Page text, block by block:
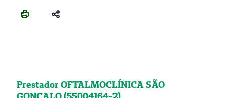
Prestador OFTALMOCLÍNICA SÃO